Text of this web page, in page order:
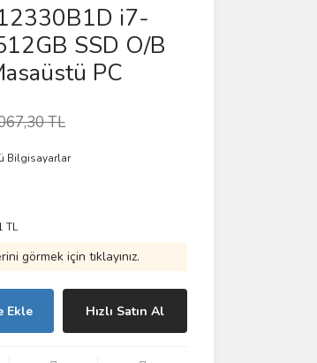
i7-
SSD O/B
PC
TL
Bilgisayarlar
TL
görmek için tıklayınız.
Ekle Hızlı Satın Al